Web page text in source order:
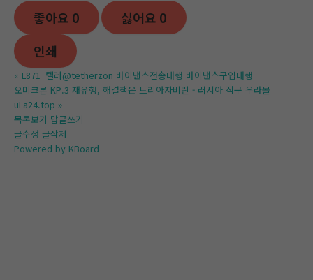
좋아요 0 싫어요 0
인쇄
« L871_텔레@tetherzon 바이낸스전송대행 바이낸스구입대행
오미크론 KP.3 재유행, 해결책은 트리아자비린 - 러시아 직구 우라몰
uLa24.top »
목록보기 답글쓰기
글수정 글삭제
Powered by KBoard